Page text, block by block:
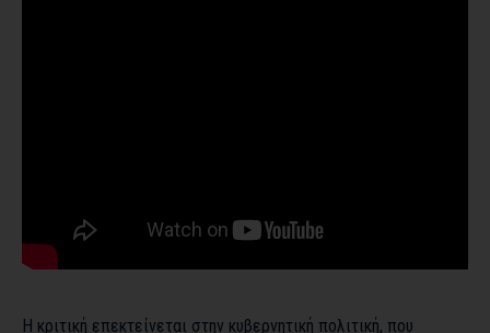
Η κριτική επεκτείνεται στην κυβερνητική πολιτική, που